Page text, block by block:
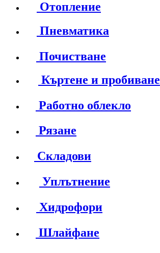
Отопление
Пневматика
Почистване
Къртене и пробиване
Работно облекло
Рязане
Складови
Уплътнение
Хидрофори
Шлайфане